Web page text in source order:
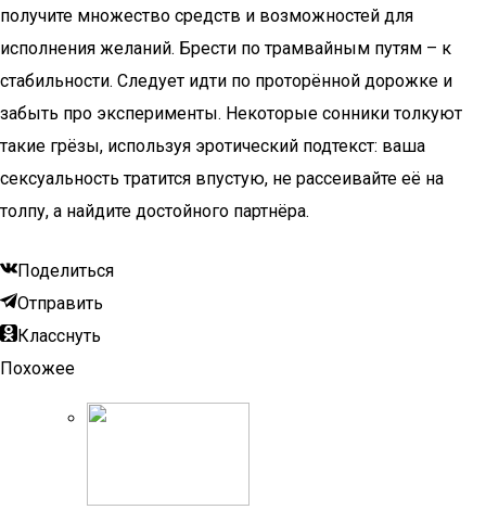
получите множество средств и возможностей для
исполнения желаний. Брести по трамвайным путям – к
стабильности. Следует идти по проторённой дорожке и
забыть про эксперименты. Некоторые сонники толкуют
такие грёзы, используя эротический подтекст: ваша
сексуальность тратится впустую, не рассеивайте её на
толпу, а найдите достойного партнёра.
Поделиться
Отправить
Класснуть
Похожее